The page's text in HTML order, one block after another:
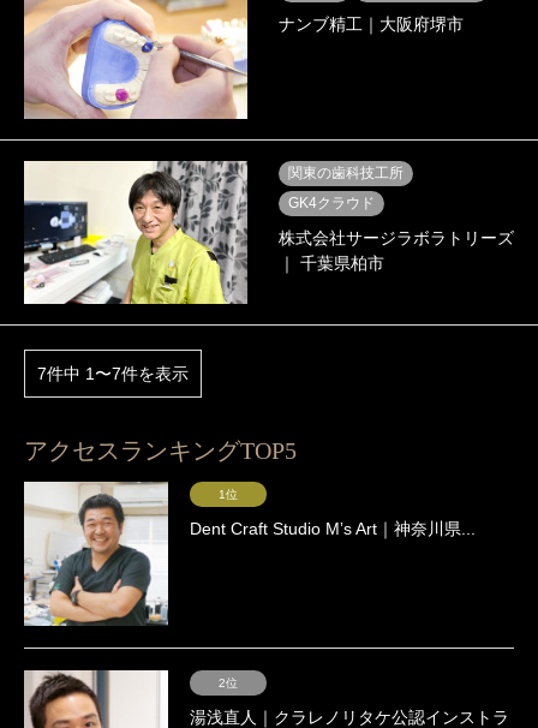
ナンブ精工｜大阪府堺市
関東の歯科技工所
GK4クラウド
株式会社サージラボラトリーズ
｜ 千葉県柏市
7件中 1〜7件を表示
アクセスランキングTOP5
1位
Dent Craft Studio Mʼs Art｜神奈川県...
2位
湯浅直人｜クラレノリタケ公認インストラ